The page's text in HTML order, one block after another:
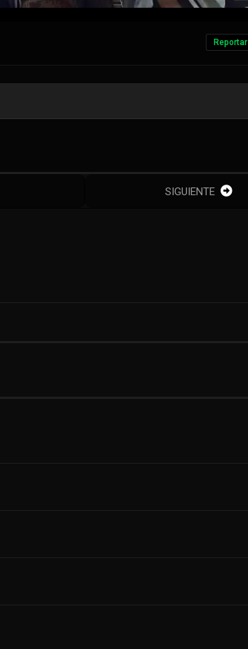
Reportar
SIGUIENTE